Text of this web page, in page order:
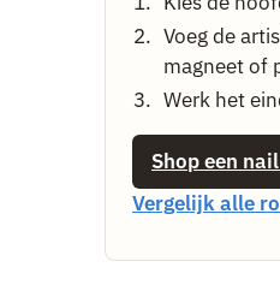
Voeg de
magneet of
Werk het
Shop een
Vergelijk alle